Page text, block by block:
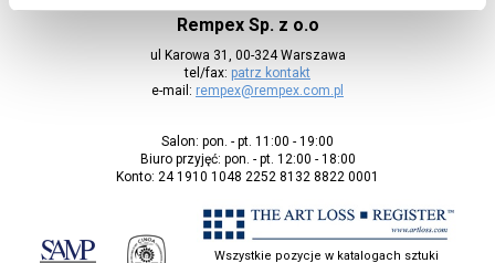
Rempex Sp. z o.o
ul Karowa 31, 00-324 Warszawa
tel/fax: patrz kontakt
e-mail: rempex@rempex.com.pl
Salon: pon. - pt. 11:00 - 19:00
Biuro przyjęć: pon. - pt. 12:00 - 18:00
Konto: 24 1910 1048 2252 8132 8822 0001
Wszystkie pozycje w katalogach sztuki